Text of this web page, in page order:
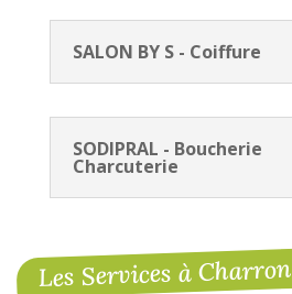
SALON BY S - Coiffure
SODIPRAL - Boucherie
Charcuterie
Les Services à Charron